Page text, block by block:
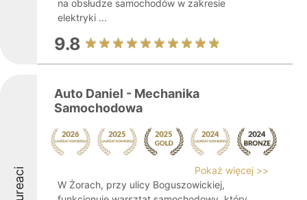
na obsłudze samochodów w zakresie
elektryki ...
9.8
Auto Daniel - Mechanika
Samochodowa
Pokaż więcej >>
W Żorach, przy ulicy Boguszowickiej,